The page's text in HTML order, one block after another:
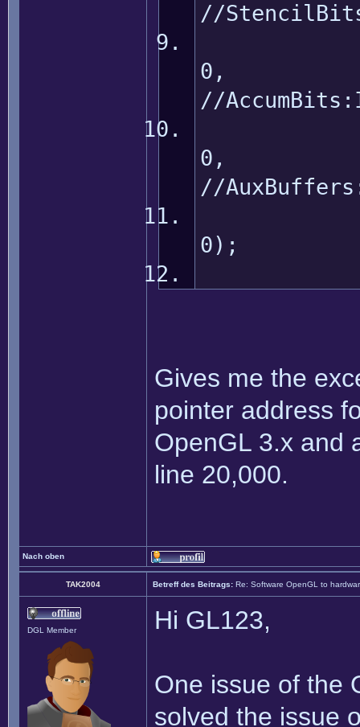
//
//
//
0); //
Gives me the
pointer address
OpenGL 3.x and
line 20,000.
Nach oben
TAK2004 Betreff des Beitrags: Re: Software OpenGL to
DGL Member Hi GL123,
One issue of the
solved the issue